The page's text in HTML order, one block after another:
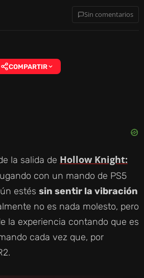
Sin comentarios
COMPARTIR
la salida de Hollow Knight:
con un mando de PS5
estés sin sentir la vibración
no es nada molesto, pero
la experiencia contando que es
cada vez que, por